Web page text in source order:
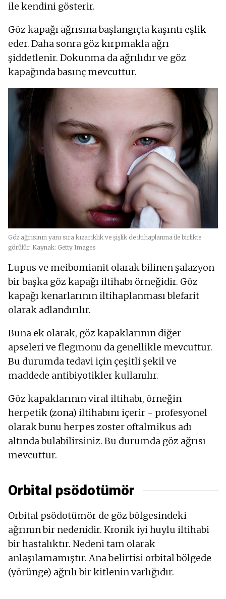
ile kendini gösterir.
Göz kapağı ağrısına başlangıçta kaşıntı eşlik
eder. Daha sonra göz kırpmakla ağrı
şiddetlenir. Dokunma da ağrılıdır ve göz
kapağında basınç mevcuttur.
Göz ağrısının yanı sıra kızarıklık ve şişlik de iltihaplanma ile birlikte
görülür. Kaynak: Getty Images
Lupus ve meibomianit olarak bilinen şalazyon
bir başka göz kapağı iltihabı örneğidir. Göz
kapağı kenarlarının iltihaplanması blefarit
olarak adlandırılır.
Buna ek olarak, göz kapaklarının diğer
apseleri ve flegmonu da genellikle mevcuttur.
Bu durumda tedavi için çeşitli şekil ve
maddede antibiyotikler kullanılır.
Göz kapaklarının viral iltihabı, örneğin
herpetik (zona) iltihabını içerir - profesyonel
olarak bunu herpes zoster oftalmikus adı
altında bulabilirsiniz. Bu durumda göz ağrısı
mevcuttur.
Orbital psödotümör
Orbital psödotümör de göz bölgesindeki
ağrının bir nedenidir. Kronik iyi huylu iltihabi
bir hastalıktır. Nedeni tam olarak
anlaşılamamıştır. Ana belirtisi orbital bölgede
(yörünge) ağrılı bir kitlenin varlığıdır.